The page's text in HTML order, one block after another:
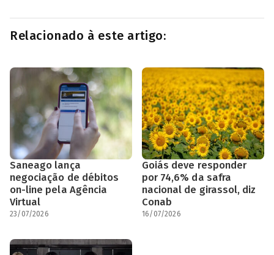
Relacionado à este artigo:
Saneago lança
negociação de débitos
on-line pela Agência
Virtual
23/07/2026
Goiás deve responder
por 74,6% da safra
nacional de girassol, diz
Conab
16/07/2026